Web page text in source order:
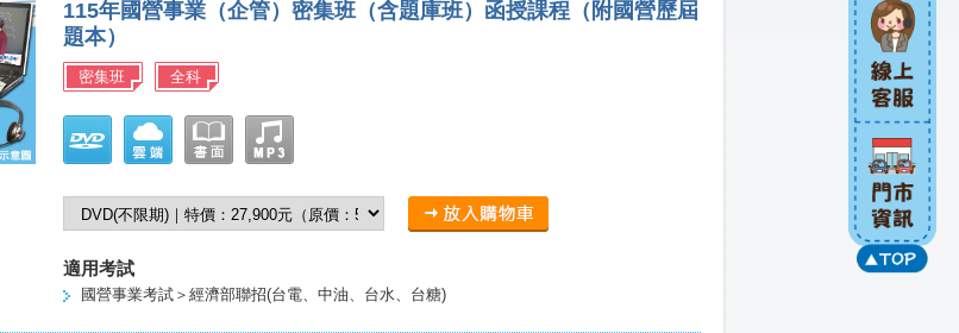
115年國營事業（企管）密集班（含題庫班）函授課程（附國營歷屆
題本）
密集班 全科
適用考試
國營事業考試＞經濟部聯招(台電、中油、台水、台糖)